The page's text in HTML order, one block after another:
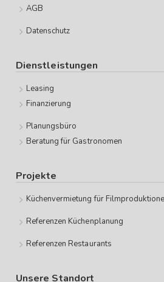
AGB
Datenschutz
Dienstleistungen
Leasing
Finanzierung
Planungsbüro
Beratung für Gastronomen
Projekte
Küchenvermietung für
Referenzen Küchenplanung
Referenzen Restaurants
Unsere Standort